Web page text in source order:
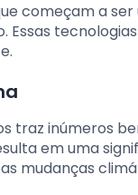
começam a
Essas
traz inúmeros
em uma
mudanças